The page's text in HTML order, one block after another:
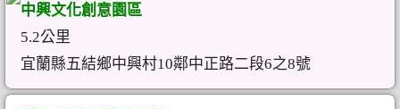
中興文化創意園區
5.2公里
宜蘭縣五結鄉中興村10鄰中正路二段6之8號